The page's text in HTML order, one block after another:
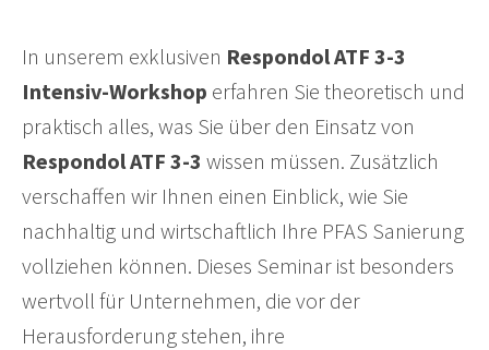
In unserem exklusiven Respondol ATF 3-3
Intensiv-Workshop erfahren Sie theoretisch und
praktisch alles, was Sie über den Einsatz von
Respondol ATF 3-3 wissen müssen. Zusätzlich
verschaffen wir Ihnen einen Einblick, wie Sie
nachhaltig und wirtschaftlich Ihre PFAS Sanierung
vollziehen können. Dieses Seminar ist besonders
wertvoll für Unternehmen, die vor der
Herausforderung stehen, ihre